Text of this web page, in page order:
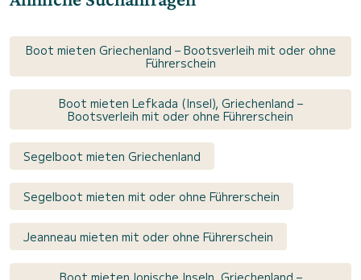
Boot mieten Griechenland – Bootsverleih mit oder ohne
Führerschein
Boot mieten Lefkada (Insel), Griechenland –
Bootsverleih mit oder ohne Führerschein
Segelboot mieten Griechenland
Segelboot mieten mit oder ohne Führerschein
Jeanneau mieten mit oder ohne Führerschein